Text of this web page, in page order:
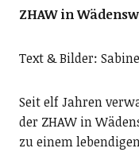
ZHAW in
Text & Bilder:
Seit elf Jahren
der ZHAW in
zu einem